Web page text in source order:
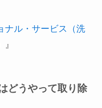
ナル・サービス（洗
』
どうやって取り除